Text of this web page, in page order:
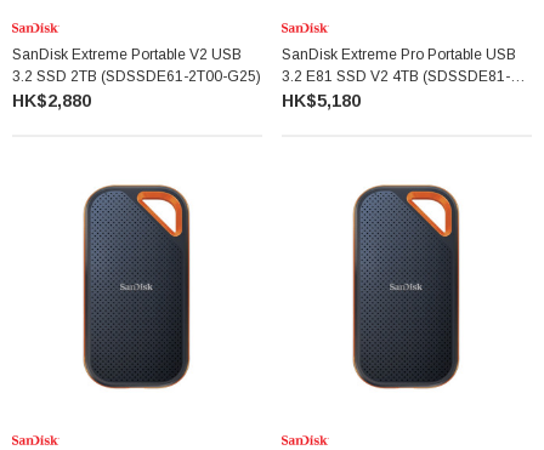
SanDisk Extreme Portable V2 USB
3.2 SSD 2TB (SDSSDE61-2T00-G25)
HK$2,880
SanDisk Extreme Pro Portable USB
3.2 E81 SSD V2 4TB (SDSSDE81-
4T00-G25)
HK$5,180